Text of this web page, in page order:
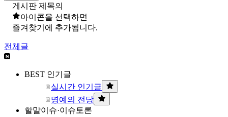
게시판 제목의
아이콘을 선택하면
즐겨찾기에 추가됩니다.
전체글
BEST 인기글
실시간 인기글
명예의 전당
할말이슈·이슈토론